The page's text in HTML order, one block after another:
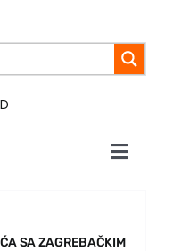
Toggle
SA ZAGREBAČKIM